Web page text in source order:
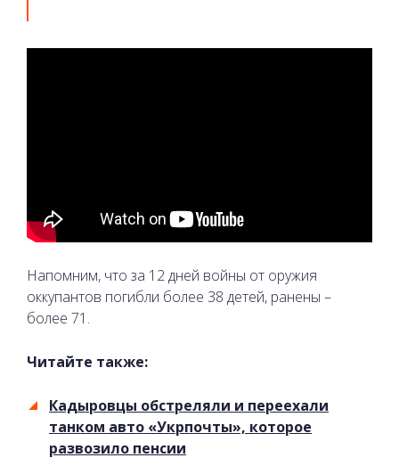
Напомним, что за 12 дней войны от оружия
оккупантов погибли более 38 детей, ранены –
более 71.
Читайте также:
Кадыровцы обстреляли и переехали
танком авто «Укрпочты», которое
развозило пенсии